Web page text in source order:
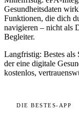
Gesundheitsdaten
Funktionen, die dich
navigieren – nicht als
Begleiter.
Langfristig: Bestes
der eine digitale
kostenlos,
DIE BESTES-APP